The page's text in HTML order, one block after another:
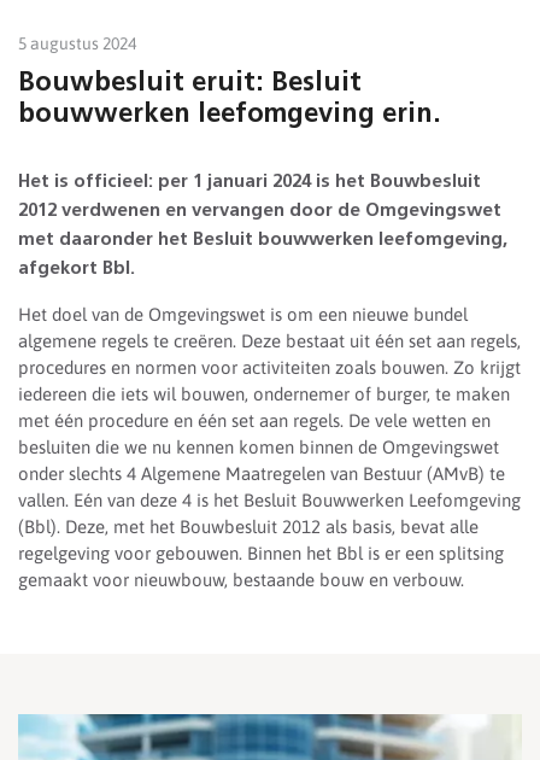
5 augustus 2024
Bouwbesluit eruit: Besluit
bouwwerken leefomgeving erin.
Het is officieel: per 1 januari 2024 is het Bouwbesluit
2012 verdwenen en vervangen door de Omgevingswet
met daaronder het Besluit bouwwerken leefomgeving,
afgekort Bbl.
Het doel van de Omgevingswet is om een nieuwe bundel
algemene regels te creëren. Deze bestaat uit één set aan regels,
procedures en normen voor activiteiten zoals bouwen. Zo krijgt
iedereen die iets wil bouwen, ondernemer of burger, te maken
met één procedure en één set aan regels. De vele wetten en
besluiten die we nu kennen komen binnen de Omgevingswet
onder slechts 4 Algemene Maatregelen van Bestuur (AMvB) te
vallen. Eén van deze 4 is het Besluit Bouwwerken Leefomgeving
(Bbl). Deze, met het Bouwbesluit 2012 als basis, bevat alle
regelgeving voor gebouwen. Binnen het Bbl is er een splitsing
gemaakt voor nieuwbouw, bestaande bouw en verbouw.